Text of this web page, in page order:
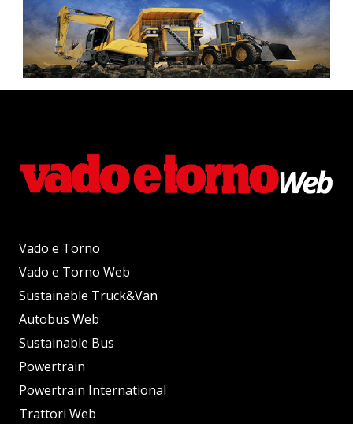
Vado e Torno
Vado e Torno Web
Sustainable Truck&Van
Autobus Web
Sustainable Bus
Powertrain
Powertrain International
Trattori Web